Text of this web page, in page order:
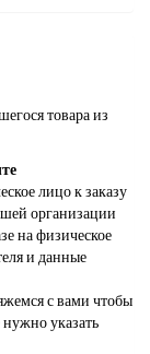
товара из
лицо к заказу
организации
на физическое
и данные
с вами чтобы
нужно указать